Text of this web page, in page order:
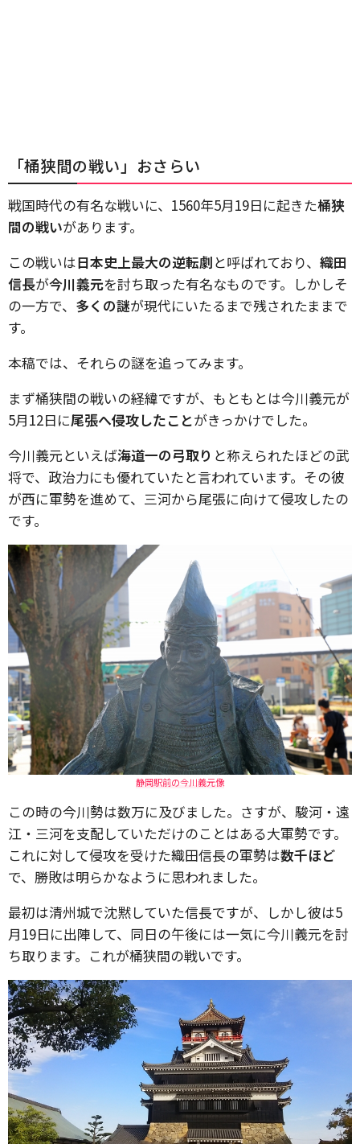
「桶狭間の戦い」おさらい
戦国時代の有名な戦いに、1560年5月19日に起きた桶狭
間の戦いがあります。
この戦いは日本史上最大の逆転劇と呼ばれており、 織田
信長が今川義元を討ち取った有名なものです。しかしそ
の一方で、 多くの謎が現代にいたるまで残されたままで
す。
本稿では、それらの謎を追ってみます。
まず桶狭間の戦いの経緯ですが、もともとは今川義元が
5月12日に尾張へ侵攻したことがきっかけでした。
今川義元といえば海道一の弓取り と称えられたほどの武
将で、政治力にも優れていたと言われています。その彼
が西に軍勢を進めて、三河から尾張に向けて侵攻したの
です。
静岡駅前の今川義元像
この時の今川勢は数万に及びました。さすが、駿河・遠
江・三河を支配していただけのことはある大軍勢です。
これに対して侵攻を受けた織田信長の軍勢は数千ほど
で、勝敗は明らかなように思われました。
最初は清州城で沈黙していた信長ですが、しかし彼は5
月19日に出陣して、同日の午後には一気に今川義元を討
ち取ります。これが桶狭間の戦いです。